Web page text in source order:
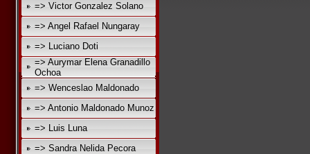
=> Victor Gonzalez Solano
=> Angel Rafael Nungaray
=> Luciano Doti
=> Aurymar Elena Granadillo
Ochoa
=> Wenceslao Maldonado
=> Antonio Maldonado Munoz
=> Luis Luna
=> Sandra Nelida Pecora